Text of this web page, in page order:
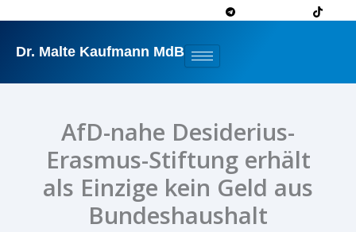
springen
Dr. Malte Kaufmann MdB
AfD-nahe Desiderius-
Erasmus-Stiftung erhält
als Einzige kein Geld aus
Bundeshaushalt